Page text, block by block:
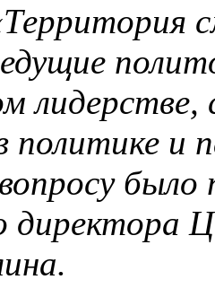
политике и
директора